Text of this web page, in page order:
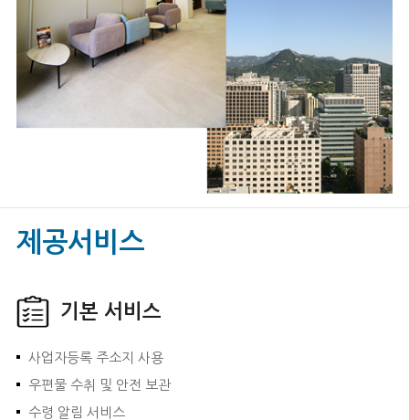
제공서비스
기본 서비스
사업자등록 주소지 사용
우편물 수취 및 안전 보관
수령 알림 서비스